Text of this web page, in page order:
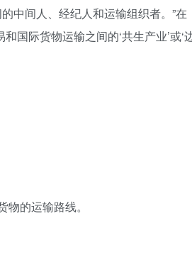
中间人、经纪人和运输组织者。”在
国际货物运输之间的‘共生产业’或‘
的运输路线。